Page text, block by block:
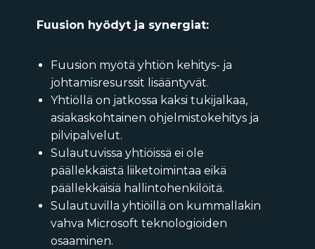
Fuusion hyödyt ja synergiat:
Fuusion myötä yhtiön kehitys- ja
johtamisresurssit lisääntyvät.
Yhtiöllä on jatkossa kaksi tukijalkaa,
asiakaskohtainen ohjelmistokehitys ja
pilvipalvelut.
Sulautuvissa yhtiöissä ei ole
päällekkäistä liiketoimintaa eikä
päällekkäisiä hallintohenkilöitä.
Sulautuvilla yhtiöillä on kummallakin
vahva Microsoft teknologioiden
osaaminen.